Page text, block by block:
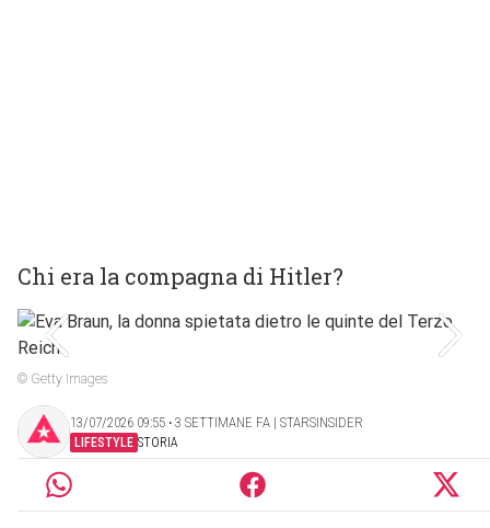
Chi era la compagna di Hitler?
© Getty Images
13/07/2026 09:55 ‧ 3 SETTIMANE FA | STARSINSIDER
LIFESTYLE STORIA